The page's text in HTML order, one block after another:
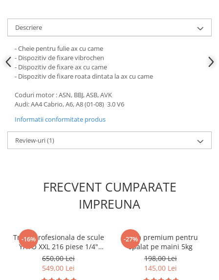
Pistoale aer cald
Pistoale de lipit
Pistoale electrice de impact
Polizoare unghiulare
Rindele
Slefuitoare electrice
Scule fixare distributie
Alfa romeo
Audi
Bmw
Chevrolet
Jeep
Lancia
Land Rover
Descriere
- Cheie pentru fulie ax cu came
- Dispozitiv de fixare vibrochen
- Dispozitiv de fixare ax cu came
- Dispozitiv de fixare roata dintata la ax cu came
Coduri motor : ASN, BBJ, ASB, AVK
Audi: AA4 Cabrio, A6, A8 (01-08) 3.0 V6
Informatii conformitate produs
Review-uri(1)
FRECVENT CUMPARATE
IMPREUNA
-16%
Trusa profesionala de scule
YATO XXL 216 piese 1/4"
3/8" 1/2"
650,00 Lei
549,00 Lei
-27%
Pasta premium pentru
spalat pe maini 5kg
198,00 Lei
145,00 Lei